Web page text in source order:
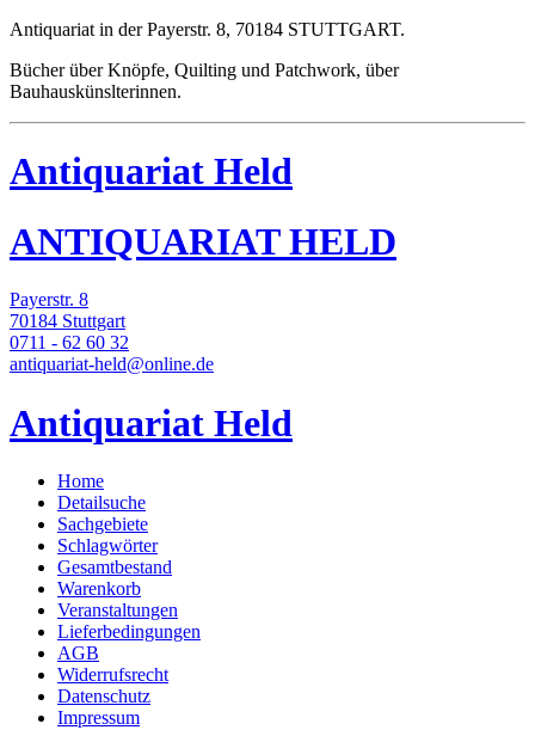
Antiquariat in der Payerstr. 8, 70184 STUTTGART.
Bücher über Knöpfe, Quilting und Patchwork, über
Bauhauskünslterinnen.
Antiquariat Held
ANTIQUARIAT HELD
Payerstr. 8
70184 Stuttgart
0711 - 62 60 32
antiquariat-held@online.de
Antiquariat Held
Home
Detailsuche
Sachgebiete
Schlagwörter
Gesamtbestand
Warenkorb
Veranstaltungen
Lieferbedingungen
AGB
Widerrufsrecht
Datenschutz
Impressum